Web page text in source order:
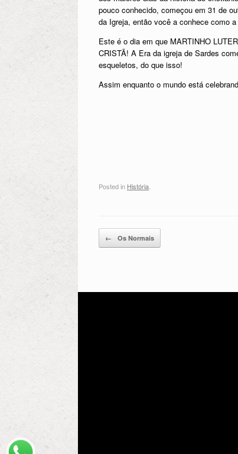
pouco conhecido, começou em 31 de
da Igreja, então você a conhece como
Este é o dia em que MARTINHO
CRISTÃ! A Era da igreja de Sardes
esqueletos, do que isso!
Assim enquanto o mundo está
Posted in História
Post navigation
← Os Normais